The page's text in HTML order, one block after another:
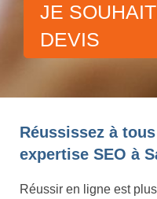
JE
DEVIS
Réussissez à
expertise SEO à
Réussir en ligne est